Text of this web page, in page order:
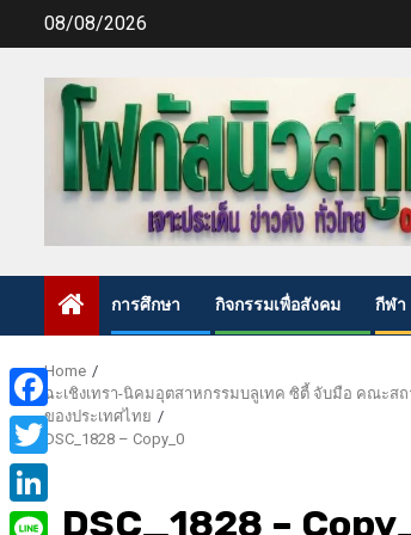
08/08/2026
การศึกษา กิจกรรมเพื่อสังคม กีฬา
Home
ฉะเชิงเทรา-นิคมอุตสาหกรรมบลูเทค ซิตี้ จับมือ คณะส
ของประเทศไทย
DSC_1828 – Copy_0
DSC_1828 –
Facebook
Twitter
LinkedIn